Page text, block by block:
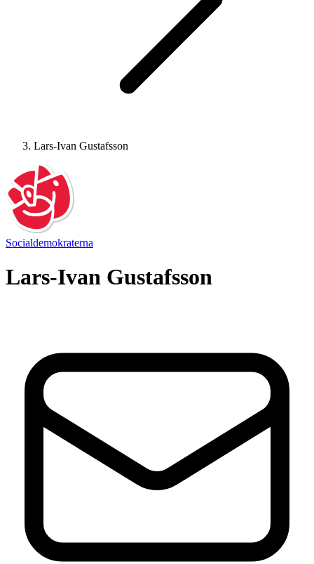
Lars-Ivan Gustafsson
Socialdemokraterna
Lars-Ivan Gustafsson